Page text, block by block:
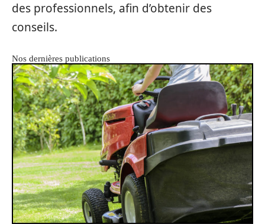
des professionnels, afin d’obtenir des
conseils.
Nos dernières publications